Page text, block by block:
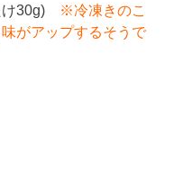
け30g)
※冷凍きのこ
がアップするそうで